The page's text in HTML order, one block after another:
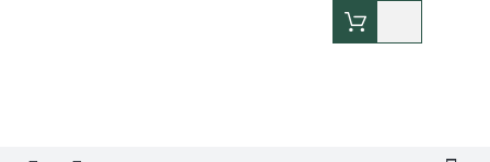
košík